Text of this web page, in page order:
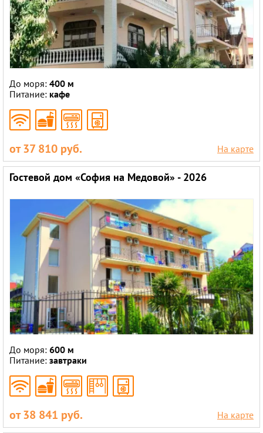
До моря: 400 м
Питание: кафе
от 37 810 руб. На карте
Гостевой дом «София на Медовой» - 2026
До моря: 600 м
Питание: завтраки
от 38 841 руб. На карте